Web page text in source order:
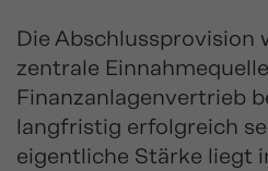
Die Abschlussprovision
zentrale
Finanzanlagenvertrieb
langfristig erfolgreich
eigentliche Stärke liegt